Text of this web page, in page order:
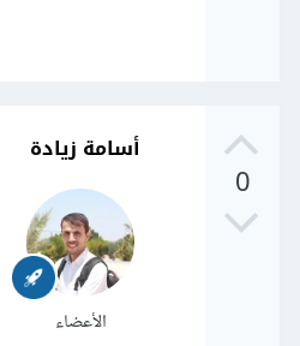
0
أسامة زيادة
الأعضاء